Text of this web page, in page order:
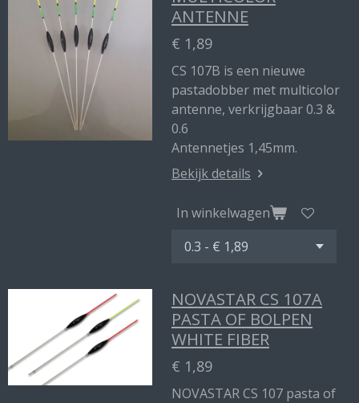
ANTENNE
€ 1,89
CS 107B is een nieuwe
pastadobber met multicolor
antenne, verkrijgbaar 0.3 &
0.6
Antennetjes 1,45mm.
Bekijk details
In winkelwagen
NOVASTAR CS 107A
PASTA OF BOLPEN
WHITE FIBER
€ 1,89
NOVASTAR CS 107 pasta of